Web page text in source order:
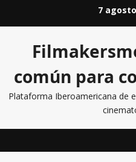
7
común para
Plataforma Iberoamericana de